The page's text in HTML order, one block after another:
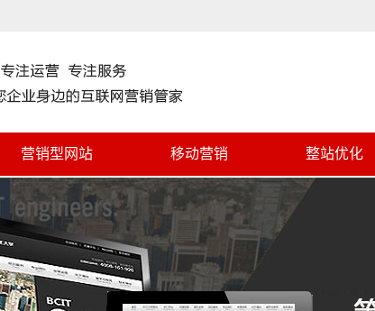
营销型网站 移动营销
手机网站
微信营销
整站优化